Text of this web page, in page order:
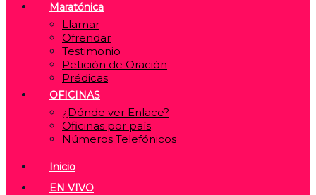
Maratónica
Llamar
Ofrendar
Testimonio
Petición de Oración
Prédicas
OFICINAS
¿Dónde ver Enlace?
Oficinas por país
Números Telefónicos
Inicio
EN VIVO